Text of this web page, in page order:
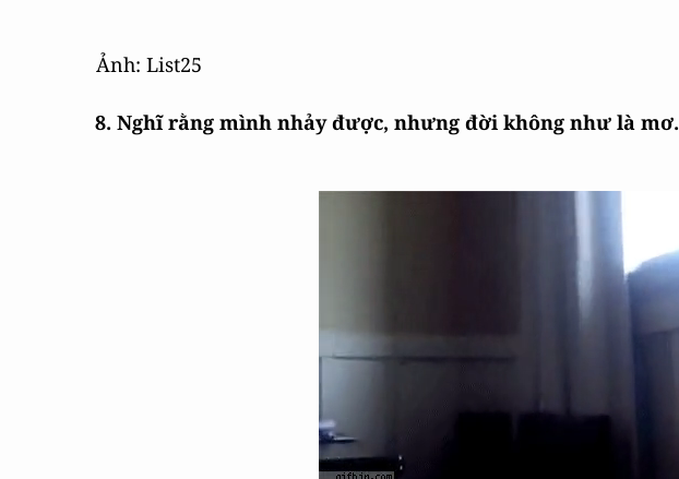
Ảnh: List25
8. Nghĩ rằng mình nhảy được, nhưng đời không như là mơ.